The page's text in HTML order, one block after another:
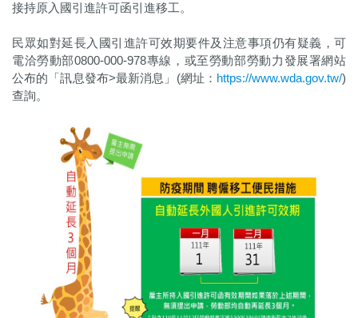
接持原入國引進許可函引進移工。
民眾如對延長入國引進許可效期要件及注意事項仍有疑義，可
電洽勞動部0800-000-978專線，或至勞動部勞動力發展署網站
公布的「訊息發布>最新消息」(網址： https://www.wda.gov.tw/)
查詢。